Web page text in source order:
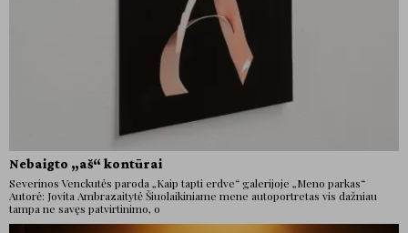
Nebaigto „aš“ kontūrai
Severinos Venckutės paroda „Kaip tapti erdve“ galerijoje „Meno parkas“
Autorė: Jovita Ambrazaitytė Šiuolaikiniame mene autoportretas vis dažniau
tampa ne savęs patvirtinimo, o